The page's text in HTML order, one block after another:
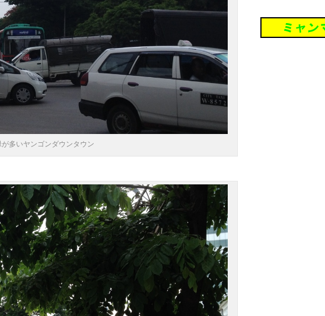
が多いヤンゴンダウンタウン